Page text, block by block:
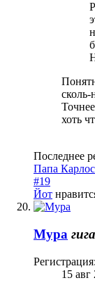
хоть
Последнее
Папа Карлос
#19
Йот
Мура
Регистрация:
15 авг